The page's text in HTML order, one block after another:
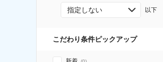
指定しない 以下
こだわり条件ピックアップ
やDXに向けたシステム利用等～
AGC横浜テクニカルセンター 住所：神奈川県横浜市鶴見区末広町1-1 勤務地最寄駅：JR線／弁天橋駅 受動喫煙対策：敷地内喫煙可能場所あり 変更の範囲：無
データ入力な
食事補助あり◎